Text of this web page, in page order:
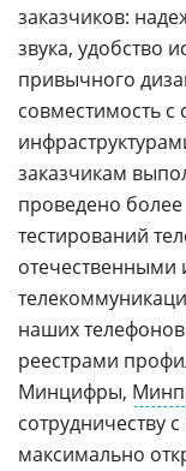
заказчиков:
звука, удобство
привычного
совместимость
заказчикам
проведено
тестирований
наших
реестрами
Минцифры,
сотрудничеству
максимально